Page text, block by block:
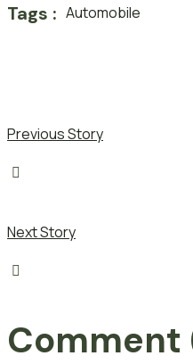
Tags : Automobile
Previous Story
Next Story
Comment